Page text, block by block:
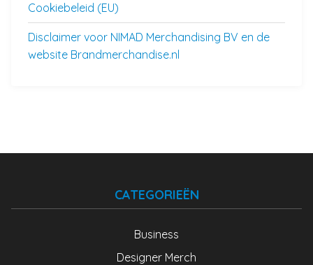
Cookiebeleid (EU)
Disclaimer voor NIMAD Merchandising BV en de
website Brandmerchandise.nl
CATEGORIEËN
Business
Designer Merch